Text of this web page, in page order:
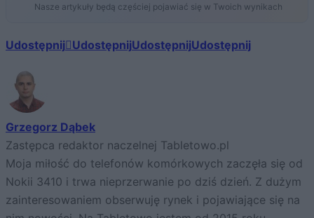
Nasze artykuły będą częściej pojawiać się w Twoich wynikach
Udostępnij UdostępnijUdostępnijUdostępnij
Grzegorz Dąbek
Zastępca redaktor naczelnej Tabletowo.pl
Moja miłość do telefonów komórkowych zaczęła się od
Nokii 3410 i trwa nieprzerwanie po dziś dzień. Z dużym
zainteresowaniem obserwuję rynek i pojawiające się na